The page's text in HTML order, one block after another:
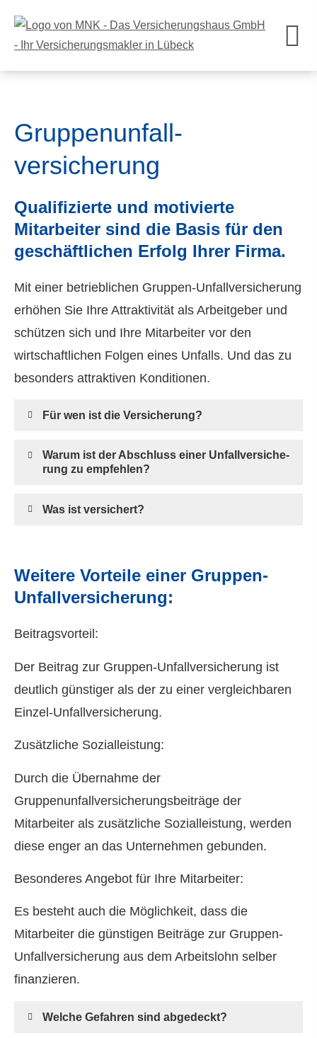
Gruppenunfall­
versicherung
Qualifizierte und motivierte
Mitarbeiter sind die Basis für den
geschäftlichen Erfolg Ihrer Firma.
Mit einer betrieblichen Gruppen-Unfall­ver­si­che­rung
erhöhen Sie Ihre Attraktivität als Arbeitgeber und
schützen sich und Ihre Mitarbeiter vor den
wirtschaftlichen Folgen eines Unfalls. Und das zu
besonders attraktiven Konditionen.
Für wen ist die Versicherung?
Warum ist der Abschluss einer Unfall­ver­si­che­
rung zu empfehlen?
Was ist versichert?
Weitere Vorteile einer Gruppen-
Unfall­ver­si­che­rung:
Beitragsvorteil:
Der Beitrag zur Gruppen-Unfall­ver­si­che­rung ist
deutlich günstiger als der zu einer vergleichbaren
Einzel-Unfall­ver­si­che­rung.
Zusätzliche Sozialleistung:
Durch die Übernahme der
Gruppenunfallversicherungsbeiträge der
Mitarbeiter als zusätzliche Sozialleistung, werden
diese enger an das Unternehmen gebunden.
Besonderes Angebot für Ihre Mitarbeiter:
Es besteht auch die Möglichkeit, dass die
Mitarbeiter die günstigen Beiträge zur Gruppen-
Unfall­ver­si­che­rung aus dem Arbeitslohn selber
finanzieren.
Welche Gefahren sind abgedeckt?